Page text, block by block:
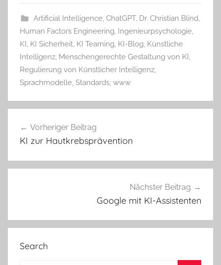
Artificial Intelligence, ChatGPT, Dr. Christian Blind,
Human Factors Engineering, Ingenieurpsychologie,
KI, KI Sicherheit, KI Teaming, KI-Blog, Künstliche
Intelligenz, Menschengerechte Gestaltung von KI,
Regulierung von Künstlicher Intelligenz,
Sprachmodelle, Standards, www
Vorheriger Beitrag
KI zur Hautkrebsprävention
Nächster Beitrag
Google mit KI-Assistenten
Search